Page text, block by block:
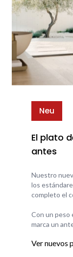
Neu
El plato
antes
Nuestro
los
completo el
Con un peso
marca un
Ver nuevos